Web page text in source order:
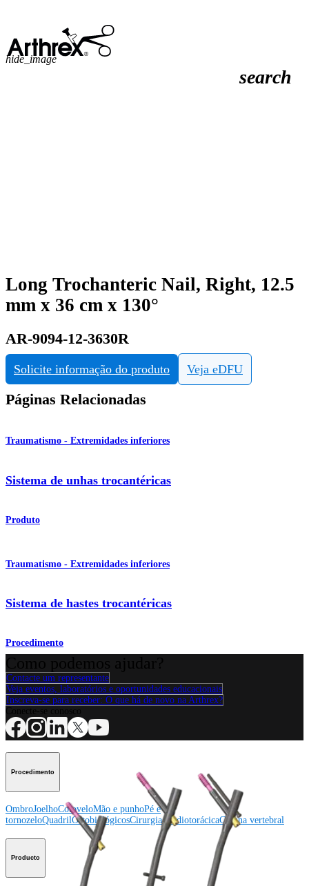
search
hide_image
Long Trochanteric Nail, Right, 12.5
mm x 36 cm x 130°
AR-9094-12-3630R
Solicite informação do produto Veja eDFU
Páginas Relacionadas
Traumatismo - Extremidades inferiores
Sistema de unhas trocantéricas
Produto
Traumatismo - Extremidades inferiores
Sistema de hastes trocantéricas
Procedimento
Contacte um representante
Veja eventos, laboratórios e oportunidades educacionais
Inscreva-se para receber: O que há de novo na Arthrex?
Procedimento
OmbroJoelhoCotoveloMão e punhoPé e
tornozeloQuadrilOrtobiológicosCirurgia cardiotorácicaColuna vertebral
Producto